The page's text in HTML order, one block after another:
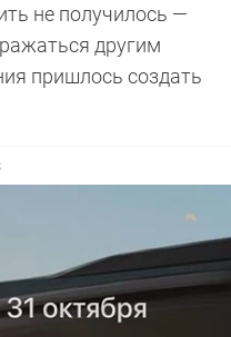
не получилось —
другим
пришлось создать